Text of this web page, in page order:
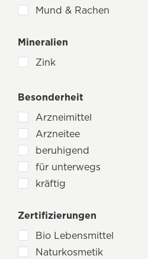
Regeno
Schoenenberger
SonnenMoor
Sonnentor
TS Import
Mund & Rachen
Verdauungsprobleme
Mineralien
Zink
Besonderheit
Arzneimittel
Arzneitee
beruhigend
für unterwegs
kräftig
ohne Süßholz
Polyphenole
Regeneration
Zertifizierungen
Bio Lebensmittel
Naturkosmetik